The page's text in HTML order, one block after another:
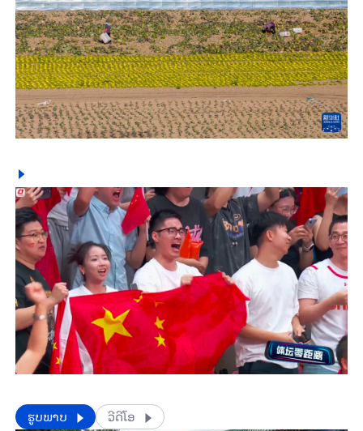
​​ຮູບພາບ ວີດີໂອ